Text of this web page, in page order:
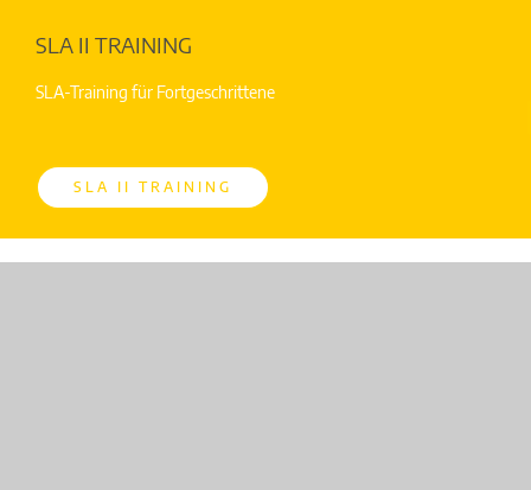
SLA II TRAINING
SLA-Training für Fortgeschrittene
SLA II TRAINING